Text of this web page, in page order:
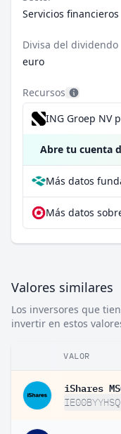
Servicios financieros
Divisa del dividendo
euro
Recursos
Abre tu cuenta
Más datos
Valores similares
Los inversores que
invertir en estos
VALOR